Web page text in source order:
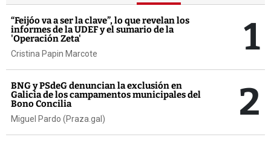
“Feijóo va a ser la clave”, lo que revelan los
informes de la UDEF y el sumario de la
'Operación Zeta'
Cristina Papin Marcote 1
BNG y PSdeG denuncian la exclusión en
Galicia de los campamentos municipales del
Bono Concilia
Miguel Pardo (Praza.gal) 2